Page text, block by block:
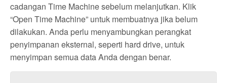
cadangan Time Machine sebelum melanjutkan. Klik
“Open Time Machine” untuk membuatnya jika belum
dilakukan. Anda perlu menyambungkan perangkat
penyimpanan eksternal, seperti hard drive, untuk
menyimpan semua data Anda dengan benar.